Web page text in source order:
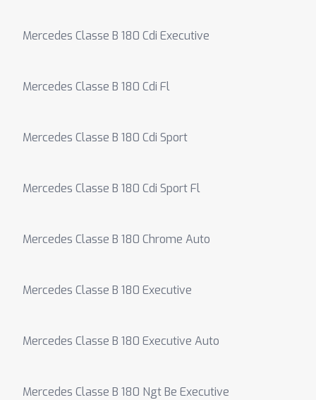
Mercedes Classe B 180 Cdi Executive
Mercedes Classe B 180 Cdi Fl
Mercedes Classe B 180 Cdi Sport
Mercedes Classe B 180 Cdi Sport Fl
Mercedes Classe B 180 Chrome Auto
Mercedes Classe B 180 Executive
Mercedes Classe B 180 Executive Auto
Mercedes Classe B 180 Ngt Be Executive